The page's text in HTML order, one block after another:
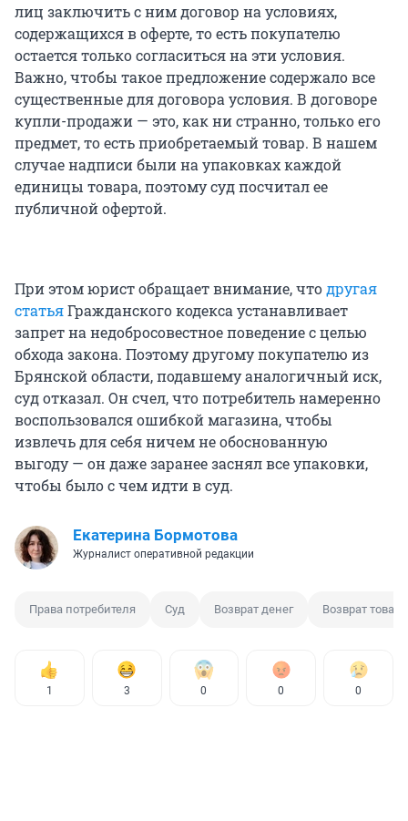
лиц заключить с ним договор на условиях,
содержащихся в оферте, то есть покупателю
остается только согласиться на эти условия.
Важно, чтобы такое предложение содержало все
существенные для договора условия. В договоре
купли-продажи — это, как ни странно, только его
предмет, то есть приобретаемый товар. В нашем
случае надписи были на упаковках каждой
единицы товара, поэтому суд посчитал ее
публичной офертой.
При этом юрист обращает внимание, чтодругая
статьяГражданского кодекса устанавливает
запрет на недобросовестное поведение с целью
обхода закона. Поэтому другому покупателю из
Брянской области, подавшему аналогичный иск,
суд отказал. Он счел, что потребитель намеренно
воспользовался ошибкой магазина, чтобы
извлечь для себя ничем не обоснованную
выгоду — он даже заранее заснял все упаковки,
чтобы было с чем идти в суд.
Екатерина Бормотова
Журналист оперативной редакции
Права потребителя Суд Возврат денег Возврат товара
1 3 0 0 0